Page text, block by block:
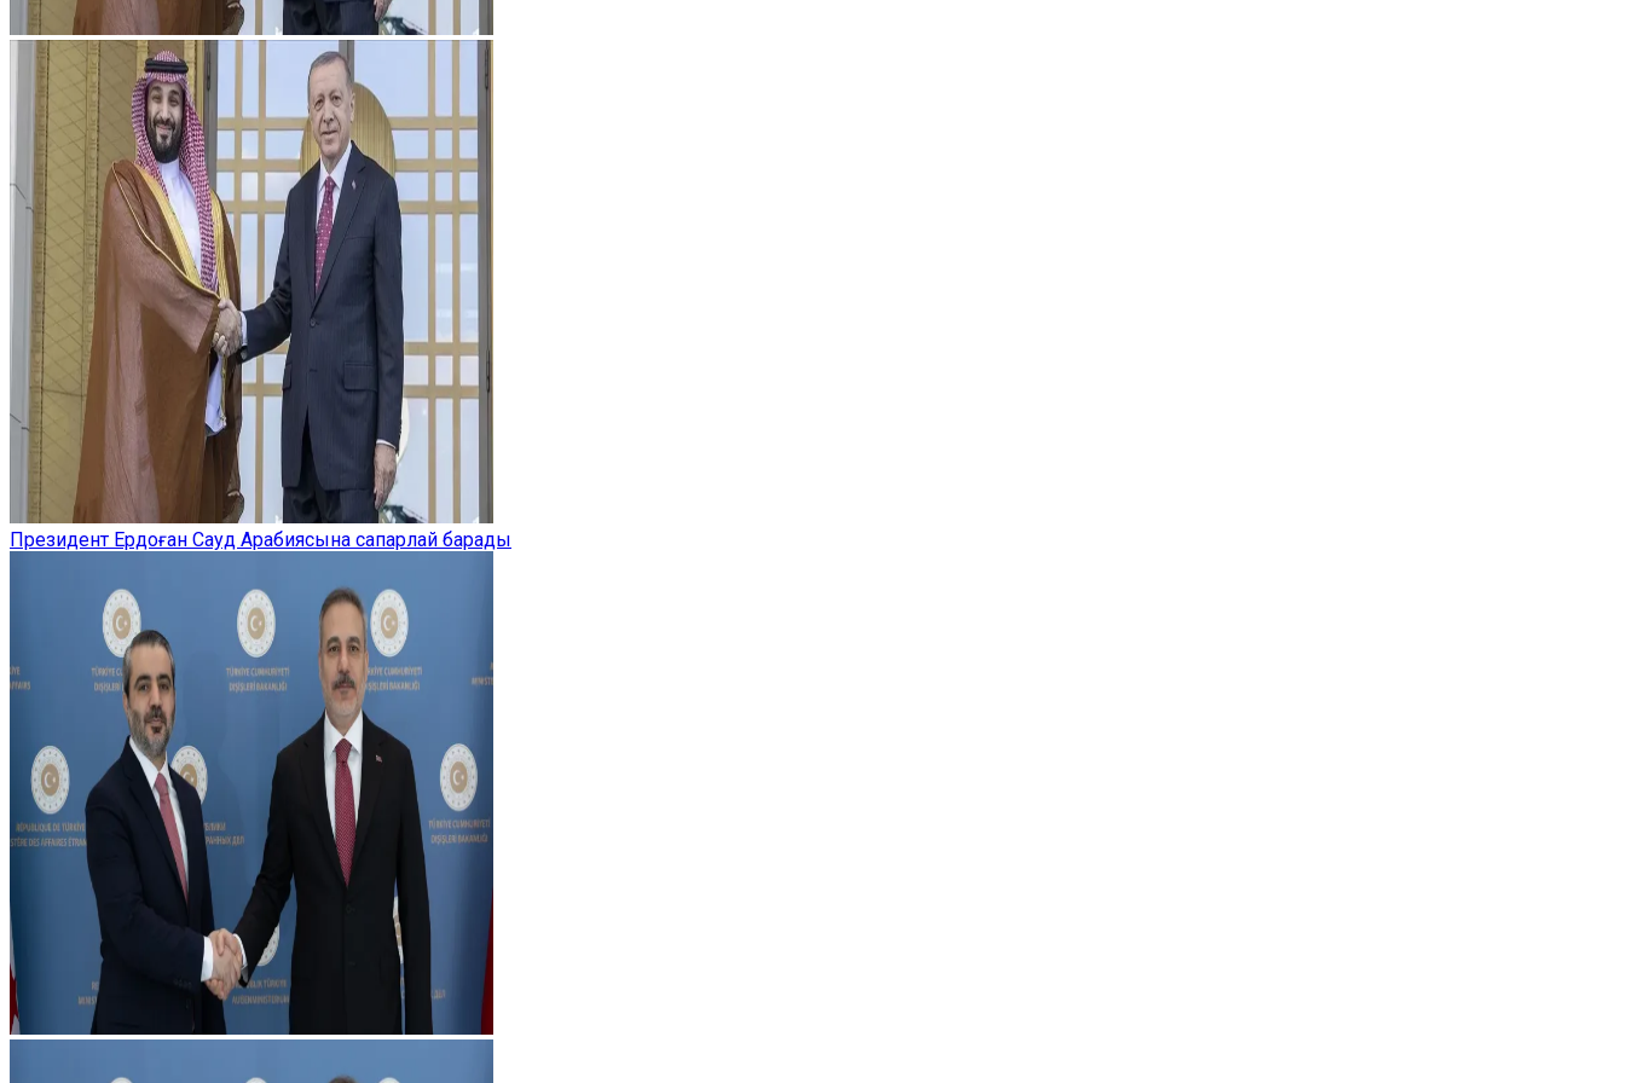
Президент Ердоған Сауд Арабиясына сапарлай барады